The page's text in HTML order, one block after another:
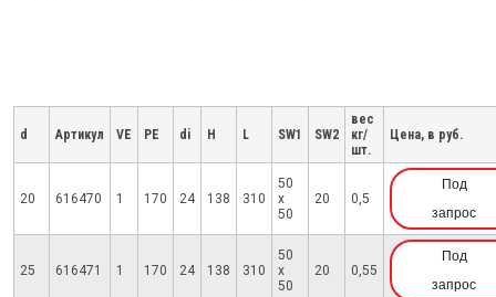
d Артикул VE PE di H L SW1 SW2
вес
кг/
шт.
Цена, в руб.
20 616470 1 170 24 138 310
50
x
50
20 0,5
Под
запрос
25 616471 1 170 24 138 310
50
x
50
20 0,55
Под
запрос